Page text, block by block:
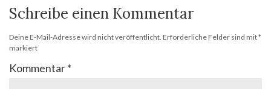
Schreibe einen Kommentar
Deine E-Mail-Adresse wird nicht veröffentlicht. Erforderliche Felder sind mit*
markiert
Kommentar*